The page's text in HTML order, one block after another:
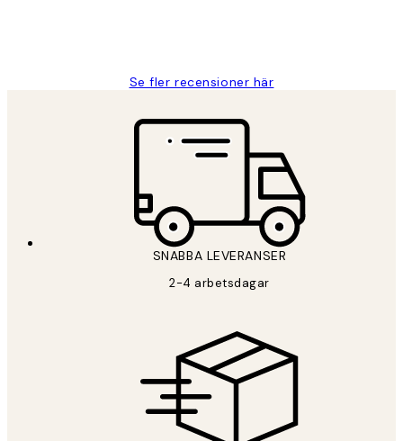
Se fler recensioner här
SNABBA LEVERANSER
2-4 arbetsdagar